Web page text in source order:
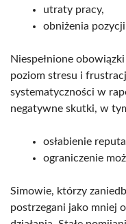
utraty pracy,
obniżenia
Niespełnione
poziom stresu i
systematyczności w
negatywne skutki, w
osłabienie
ograniczenie
Simowie, którzy
postrzegani jako mniej